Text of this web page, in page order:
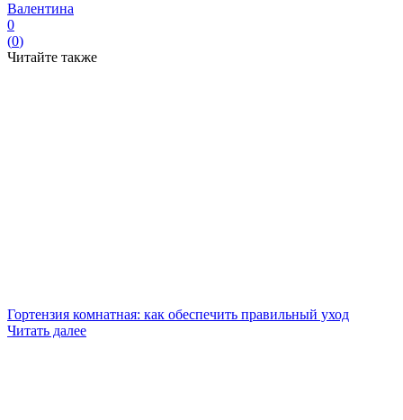
Валентина
0
(0)
Читайте также
Гортензия комнатная: как обеспечить правильный уход
Читать далее